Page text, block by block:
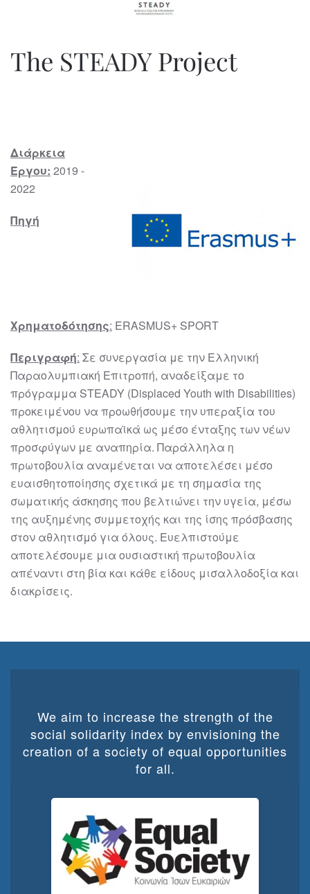
The STEADY Project
Διάρκεια
Έργου: 2019 -
2022
Πηγή
Χρηματοδότησης: ERASMUS+ SPORT
Περιγραφή: Σε συνεργασία με την Ελληνική
Παραολυμπιακή Επιτροπή, αναδείξαμε το
πρόγραμμα STEADY (Displaced Youth with Disabilities)
προκειμένου να προωθήσουμε την υπεραξία του
αθλητισμού ευρωπαϊκά ως μέσο ένταξης των νέων
προσφύγων με αναπηρία. Παράλληλα η
πρωτοβουλία αναμένεται να αποτελέσει μέσο
ευαισθητοποίησης σχετικά με τη σημασία της
σωματικής άσκησης που βελτιώνει την υγεία, μέσω
της αυξημένης συμμετοχής και της ίσης πρόσβασης
στον αθλητισμό για όλους. Ευελπιστούμε
αποτελέσουμε μια ουσιαστική πρωτοβουλία
απέναντι στη βία και κάθε είδους μισαλλοδοξία και
διακρίσεις.
We aim to increase the strength of the
social solidarity index by envisioning the
creation of a society of equal opportunities
for all.